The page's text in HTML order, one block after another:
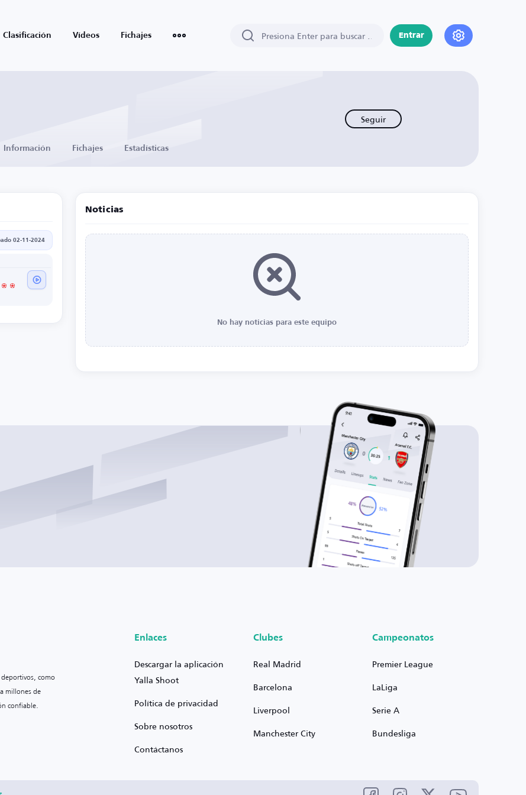
Clasificación Vídeos Fichajes Entrar
Seguir
Información Fichajes Estadísticas
02-11-2024
Noticias
No hay noticias para este equipo
como
millones de
confiable.
Enlaces
Descargar la aplicación
Yalla Shoot
Política de privacidad
Sobre nosotros
Contáctanos
Clubes
Real Madrid
Barcelona
Liverpool
Manchester City
Campeonatos
Premier League
LaLiga
Serie A
Bundesliga